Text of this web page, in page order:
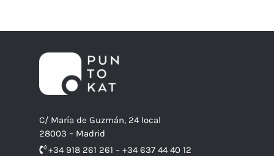
C/ María de Guzmán, 24 local
28003 – Madrid
+34 918 261 261 – +34 637 44 40 12